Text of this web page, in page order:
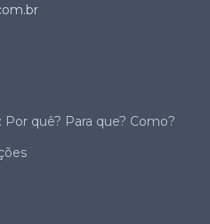
quê? Para que? Como?